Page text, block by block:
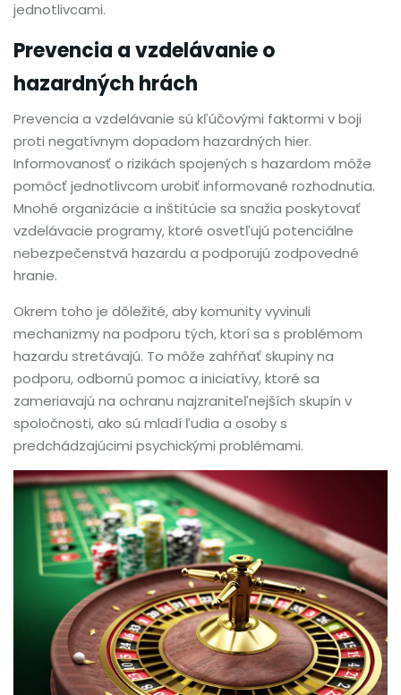
jednotlivcami.
Prevencia a vzdelávanie o
hazardných hrách
Prevencia a vzdelávanie sú kľúčovými faktormi v boji
proti negatívnym dopadom hazardných hier.
Informovanosť o rizikách spojených s hazardom môže
pomôcť jednotlivcom urobiť informované rozhodnutia.
Mnohé organizácie a inštitúcie sa snažia poskytovať
vzdelávacie programy, ktoré osvetľujú potenciálne
nebezpečenstvá hazardu a podporujú zodpovedné
hranie.
Okrem toho je dôležité, aby komunity vyvinuli
mechanizmy na podporu tých, ktorí sa s problémom
hazardu stretávajú. To môže zahŕňať skupiny na
podporu, odbornú pomoc a iniciatívy, ktoré sa
zameriavajú na ochranu najzraniteľnejších skupín v
spoločnosti, ako sú mladí ľudia a osoby s
predchádzajúcimi psychickými problémami.